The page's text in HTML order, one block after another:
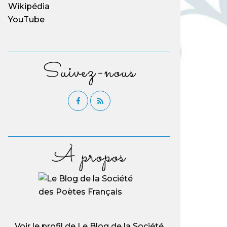
Wikipédia
YouTube
Suivez-nous
À propos